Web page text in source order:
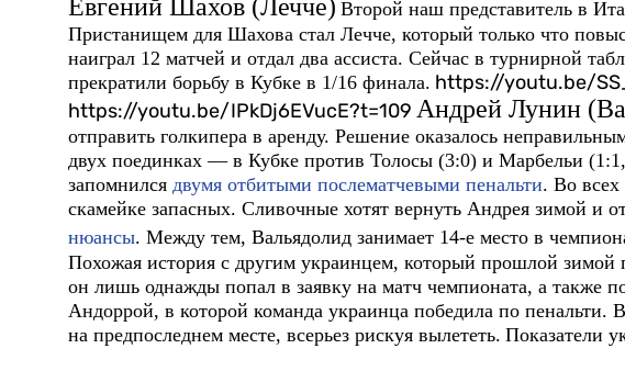
Евгений Шахов (Лечче) Второй наш представитель в
Пристанищем для Шахова стал Лечче, который только что
наиграл 12 матчей и отдал два ассиста. Сейчас в турнирной
прекратили борьбу в Кубке в 1/16 финала. https://youtu.be/
https://youtu.be/IPkDj6EVucE?t=109 Андрей Лунин
отправить голкипера в аренду. Решение оказалось
двух поединках — в Кубке против Толосы (3:0) и Марбельи
запомнился двумя отбитыми послематчевыми пенальти. Во всех
скамейке запасных. Сливочные хотят вернуть Андрея зимой и
нюансы. Между тем, Вальядолид занимает 14-е место в
Похожая история с другим украинцем, который прошлой
он лишь однажды попал в заявку на матч чемпионата, а также
Андоррой, в которой команда украинца победила по
на предпоследнем месте, всерьез рискуя вылететь. Показатели